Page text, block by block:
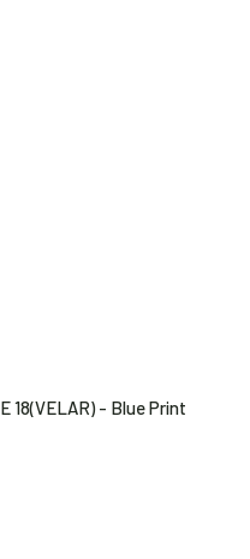
18(VELAR) - Blue Print